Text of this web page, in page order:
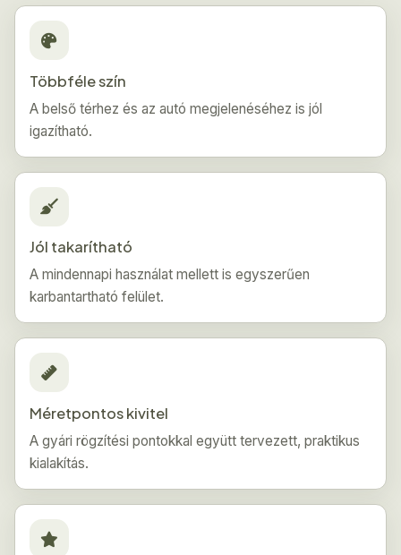
Többféle szín
A belső térhez és az autó megjelenéséhez is jól
igazítható.
Jól takarítható
A mindennapi használat mellett is egyszerűen
karbantartható felület.
Méretpontos kivitel
A gyári rögzítési pontokkal együtt tervezett, praktikus
kialakítás.